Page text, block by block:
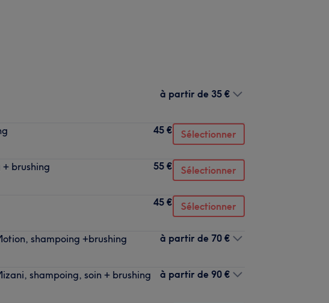
à partir de 35 €
45 € Sélectionner
brushing
55 € Sélectionner
45 € Sélectionner
shampoing +brushing
à partir de 70 €
shampoing, soin + brushing
à partir de 90 €